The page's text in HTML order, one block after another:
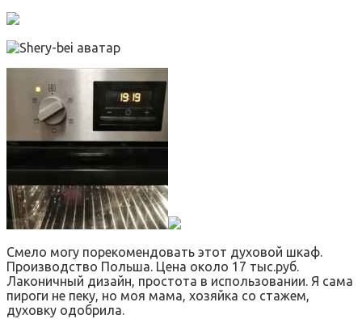
Смело могу порекомендовать этот духовой шкаф.
Производство Польша. Цена около 17 тыс.руб.
Лаконичный дизайн, простота в использовании. Я сама
пироги не пеку, но моя мама, хозяйка со стажем,
духовку одобрила.